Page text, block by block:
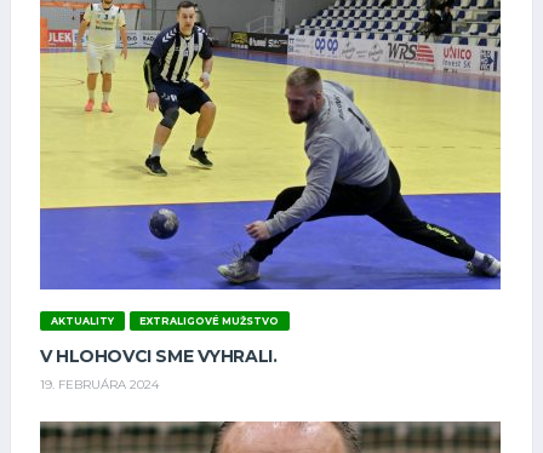
AKTUALITY EXTRALIGOVÉ MUŽSTVO
V HLOHOVCI SME VYHRALI.
19. FEBRUÁRA 2024